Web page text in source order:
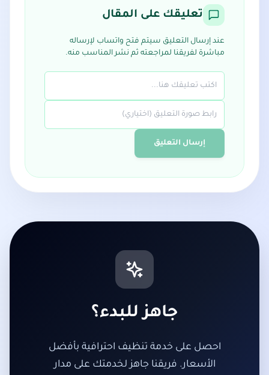
تعليقك على المقال
عند إرسال التعليق سيتم فتح واتساب لإرساله
مباشرة لفريقنا لمراجعته ثم نشر المناسب منه.
إرسال التعليق
جاهز للبدء؟
احصل على خدمة تنظيف احترافية بأفضل
الأسعار. فريقنا جاهز لخدمتك على مدار